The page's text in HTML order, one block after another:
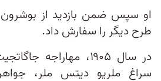
طرح دیگر را سفارش داد.
در سال ۱۹۰۵، مهاراجه
سراغ ملریو دیتس ملر،